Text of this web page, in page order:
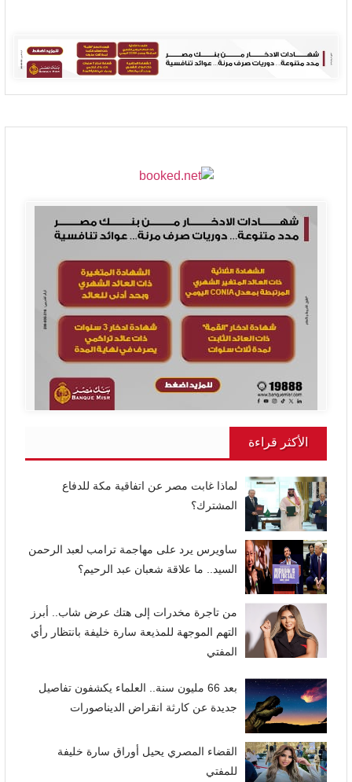
الأكثر قراءة
لماذا غابت مصر عن اتفاقية مكة للدفاع
المشترك؟
ساويرس يرد على مهاجمة ترامب لعبد الرحمن
السيد.. ما علاقة شعبان عبد الرحيم؟
من تاجرة مخدرات إلى هتك عرض شاب.. أبرز
التهم الموجهة للمذيعة سارة خليفة بانتظار رأي
المفتي
بعد 66 مليون سنة.. العلماء يكشفون تفاصيل
جديدة عن كارثة انقراض الديناصورات
القضاء المصري يحيل أوراق سارة خليفة
للمفتي